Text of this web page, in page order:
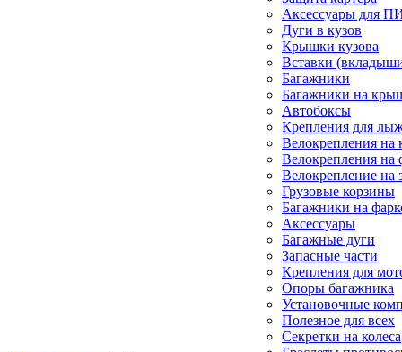
Аксессуары для
Дуги в кузов
Крышки кузова
Вставки
Багажники
Багажники на
Автобоксы
Крепления для
Велокрепления
Велокрепления на
Велокрепление на
Грузовые корзины
Багажники на
Аксессуары
Багажные дуги
Запасные части
Крепления для
Опоры багажника
Установочные
Полезное для всех
Секретки на колеса